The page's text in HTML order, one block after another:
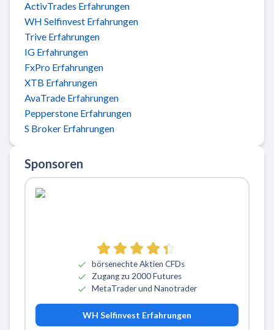
ActivTrades Erfahrungen
WH Selfinvest Erfahrungen
Trive Erfahrungen
IG Erfahrungen
FxPro Erfahrungen
XTB Erfahrungen
AvaTrade Erfahrungen
Pepperstone Erfahrungen
S Broker Erfahrungen
Sponsoren
börsenechte Aktien CFDs
Zugang zu 2000 Futures
MetaTrader und Nanotrader
WH Selfinvest Erfahrungen